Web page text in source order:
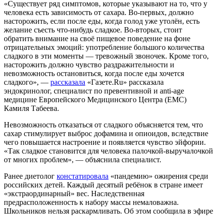
«Существует ряд симптомов, которые указывают на то, что у
человека есть зависимость от сахара. Во-первых, должно
насторожить, если после еды, когда голод уже утолён, есть
желание съесть что-нибудь сладкое. Во-вторых, стоит
обратить внимание на своё пищевое поведение на фоне
отрицательных эмоций: употребление большого количества
сладкого в эти моменты — тревожный звоночек. Кроме того,
насторожить должно чувство раздражительности и
невозможность остановиться, когда после еды хочется
сладкого», — рассказала «Газете.Ru» рассказала
эндокринолог, специалист по превентивной и anti-age
медицине Европейского Медицинского Центра (EMC)
Камиля Табеева.
Невозможность отказаться от сладкого объясняется тем, что
сахар стимулирует выброс дофамина и опиоидов, вследствие
чего повышается настроение и появляется чувство эйфории.
«Так сладкое становится для человека палочкой-выручалочкой
от многих проблем», — объяснила специалист.
Ранее диетолог констатировала «пандемию» ожирения среди
российских детей. Каждый десятый ребёнок в стране имеет
«экстраординарный» вес. Наследственная
предрасположенность к набору массы немаловажна.
Школьников нельзя раскармливать. Об этом сообщила в эфире